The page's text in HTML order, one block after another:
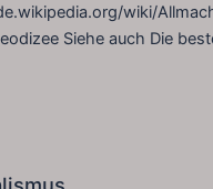
wiki/
Siehe auch Die